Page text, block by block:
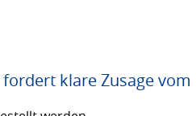
klare Zusage vom